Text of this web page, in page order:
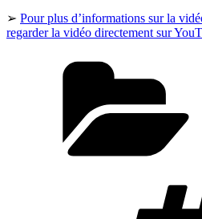
de
Téhéran"
from
➢ Pour plus d’informations sur la
regarder la vidéo directement sur